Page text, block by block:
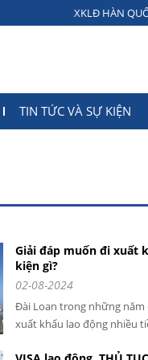
XKLĐ HÀN
TIN TỨC VÀ SỰ KIỆN
Giải đáp muốn đi xuất
kiện gì?
02-08-2024
Đài Loan trong những
xuất khẩu lao động nhiều